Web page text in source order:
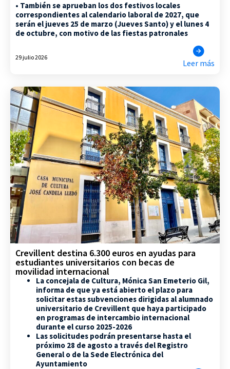
• También se aprueban los dos festivos locales
correspondientes al calendario laboral de 2027, que
serán el jueves 25 de marzo (Jueves Santo) y el lunes 4
de octubre, con motivo de las fiestas patronales
29 julio 2026
Leer más
Crevillent destina 6.300 euros en ayudas para
estudiantes universitarios con becas de
movilidad internacional
La concejala de Cultura, Mónica San Emeterio Gil,
informa de que ya está abierto el plazo para
solicitar estas subvenciones dirigidas al alumnado
universitario de Crevillent que haya participado
en programas de intercambio internacional
durante el curso 2025-2026
Las solicitudes podrán presentarse hasta el
próximo 28 de agosto a través del Registro
General o de la Sede Electrónica del
Ayuntamiento